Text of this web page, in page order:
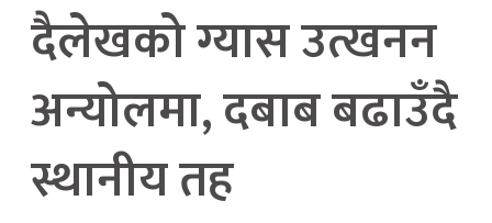
दैलेखको ग्यास उत्खनन
अन्योलमा, दबाब बढाउँदै
स्थानीय तह